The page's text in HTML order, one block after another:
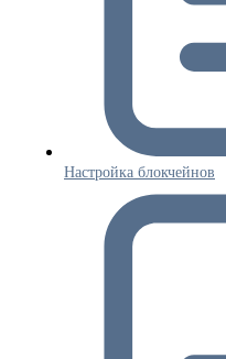
Настройка блокчейнов